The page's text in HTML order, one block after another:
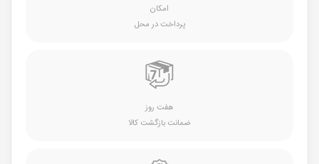
امکان
پرداخت در محل
هفت روز
ضمانت بازگشت کالا